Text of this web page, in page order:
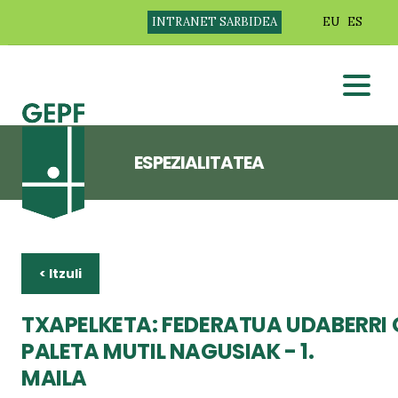
INTRANET SARBIDEA EU ES
ESPEZIALITATEA
< Itzuli
TXAPELKETA: FEDERATUA
PALETA MUTIL NAGUSIAK - 1.
MAILA